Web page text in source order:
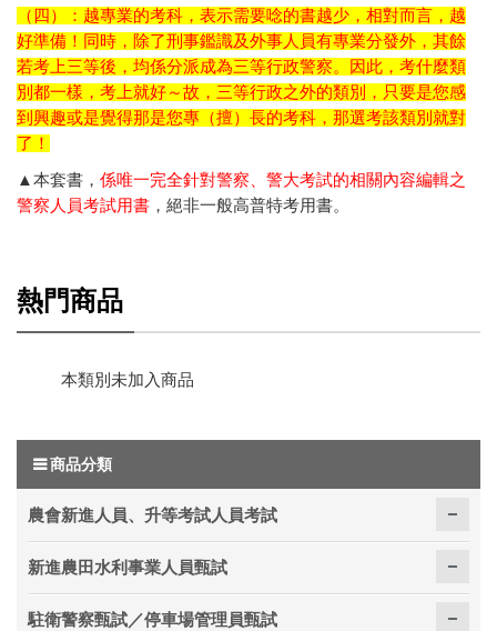
（四）：越專業的考科，表示需要唸的書越少，相對而言，越
好準備！同時，除了刑事鑑識及外事人員有專業分發外，其餘
若考上三等後，均係分派成為三等行政警察。因此，考什麼類
別都一樣，考上就好～故，三等行政之外的類別，只要是您感
到興趣或是覺得那是您專（擅）長的考科，那選考該類別就對
了！
▲本套書， 係唯一完全針對警察、警大考試的相關內容編輯之
警察人員考試用書 ，絕非一般高普特考用書。
熱門商品
本類別未加入商品
商品分類
農會新進人員、升等考試人員考試
新進農田水利事業人員甄試
駐衛警察甄試／停車場管理員甄試